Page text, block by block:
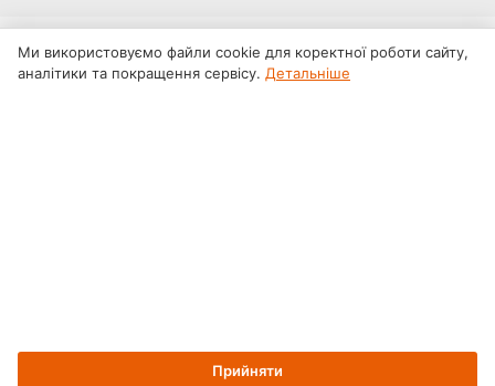
Ми використовуємо файли cookie для коректної роботи сайту,
аналітики та покращення сервісу. Детальніше
Прийняти